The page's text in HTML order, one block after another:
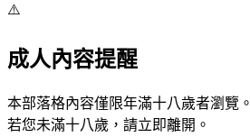
⚠️
成人內容提醒
本部落格內容僅限年滿十八歲者瀏覽。
若您未滿十八歲，請立即離開。